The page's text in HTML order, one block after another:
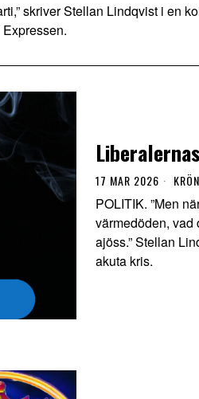
skriver Stellan Lindqvist i en
17 MAR 2026
POLITIK. ”Men
värmedöden, vad
ajöss.” Stellan
akuta kris.